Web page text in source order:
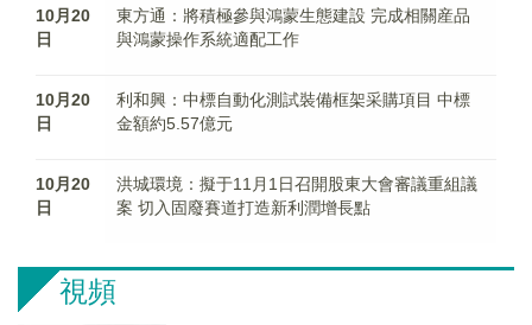
10月20
日
東方通：將積極參與鴻蒙生態建設 完成相關産品
與鴻蒙操作系統適配工作
10月20
日
利和興：中標自動化測試裝備框架采購項目 中標
金額約5.57億元
10月20
日
洪城環境：擬于11月1日召開股東大會審議重組議
案 切入固廢賽道打造新利潤增長點
視頻